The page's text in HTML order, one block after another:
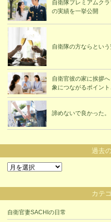
自衛隊プレミアムク
の実績を一挙公開
自衛隊の方ならとい
自衛官彼の家に挨拶
象につながるポイント
諦めないで良かった。
過去
の
カテ
自衛官妻SACHIの日常